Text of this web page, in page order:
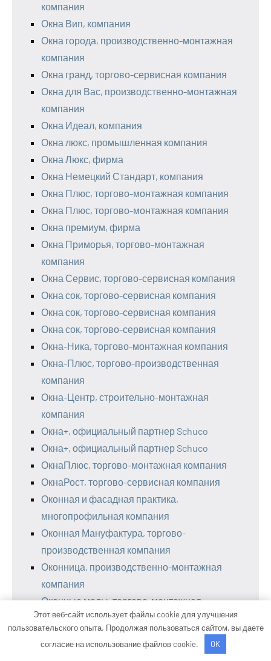
компания
Окна Вип, компания
Окна города, производственно-монтажная
компания
Окна гранд, торгово-сервисная компания
Окна для Вас, производственно-монтажная
компания
Окна Идеал, компания
Окна люкс, промышленная компания
Окна Люкс, фирма
Окна Немецкий Стандарт, компания
Окна Плюс, торгово-монтажная компания
Окна Плюс, торгово-монтажная компания
Окна премиум, фирма
Окна Приморья, торгово-монтажная
компания
Окна Сервис, торгово-сервисная компания
Окна сок, торгово-сервисная компания
Окна сок, торгово-сервисная компания
Окна сок, торгово-сервисная компания
Окна-Ника, торгово-монтажная компания
Окна-Плюс, торгово-производственная
компания
Окна-Центр, строительно-монтажная
компания
Окна+, официальный партнер Schuco
Окна+, официальный партнер Schuco
ОкнаПлюс, торгово-монтажная компания
ОкнаРост, торгово-сервисная компания
Оконная и фасадная практика,
многопрофильная компания
Оконная Мануфактура, торгово-
производственная компания
Оконница, производственно-монтажная
компания
Оконные моды, торгово-монтажная
компания
Оконные моды, торгово-монтажная
Этот веб-сайт использует файлы cookie для улучшения
пользовательского опыта. Продолжая пользоваться сайтом, вы даете
согласие на использование файлов cookie.
OK